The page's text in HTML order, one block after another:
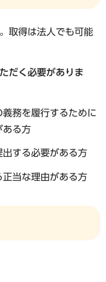
取得は法人でも可能
だく必要がありま
務を履行するために
ある方
する必要がある方
当な理由がある方